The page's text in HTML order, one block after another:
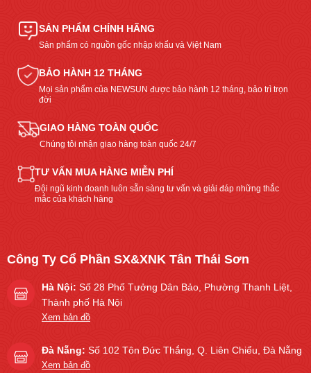
SẢN PHẨM CHÍNH HÃNG
Sản phẩm có nguồn gốc nhập khẩu và Việt Nam
BẢO HÀNH 12 THÁNG
Mọi sản phẩm của NEWSUN được bảo hành 12 tháng, bảo trì trọn
đời
GIAO HÀNG TOÀN QUỐC
Chúng tôi nhận giao hàng toàn quốc 24/7
TƯ VẤN MUA HÀNG MIỄN PHÍ
Đội ngũ kinh doanh luôn sẵn sàng tư vấn và giải đáp những thắc
mắc của khách hàng
Công Ty Cổ Phần SX&XNK Tân Thái Sơn
Hà Nội: Số 28 Phố Tưởng Dân Bảo, Phường Thanh Liệt,
Thành phố Hà Nội
Xem bản đồ
Đà Nẵng: Số 102 Tôn Đức Thắng, Q. Liên Chiểu, Đà Nẵng
Xem bản đồ